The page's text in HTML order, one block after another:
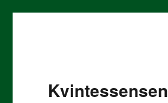
Kvintessensen